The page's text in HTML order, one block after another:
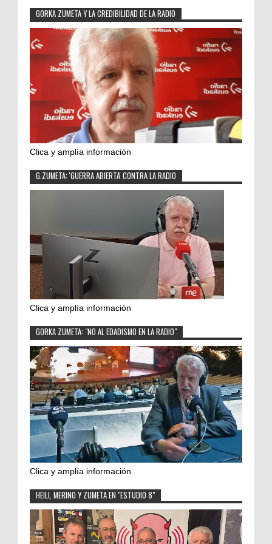
GORKA ZUMETA Y LA CREDIBILIDAD DE LA RADIO
Clica y amplía información
G.ZUMETA: 'GUERRA ABIERTA' CONTRA LA RADIO
Clica y amplía información
GORKA ZUMETA: "NO AL EDADISMO EN LA RADIO"
Clica y amplía información
HEILI, MERINO Y ZUMETA EN "ESTUDIO 8"